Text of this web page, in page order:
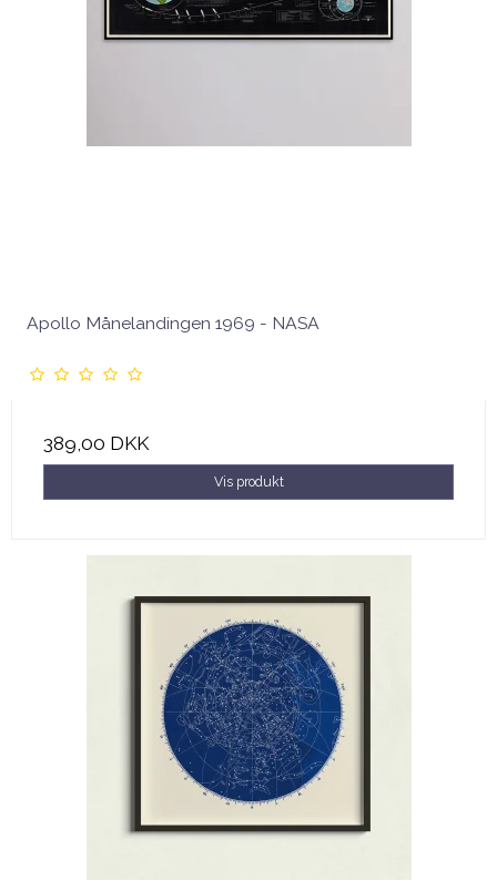
Apollo Månelandingen 1969 - NASA
389,00 DKK
Vis produkt